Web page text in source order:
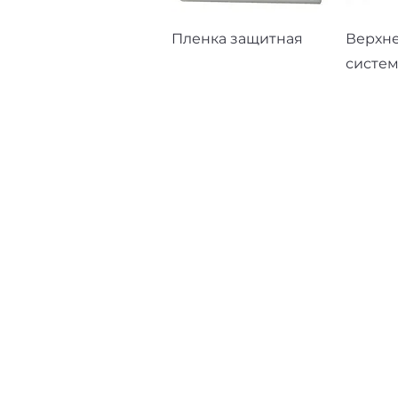
Быстрый просмотр
Пленка защитная